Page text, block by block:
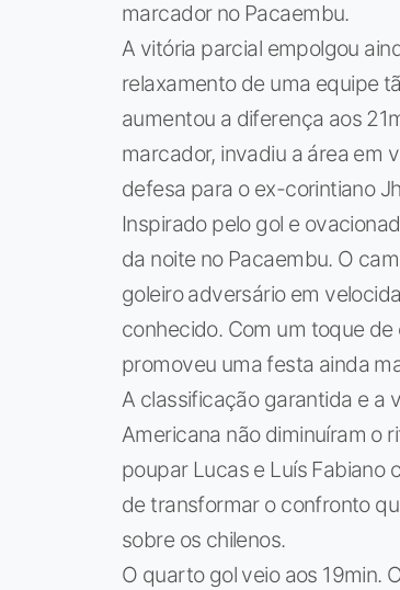
marcador no Pacaembu.
A vitória parcial empolgou
relaxamento de uma equipe
aumentou a diferença aos
marcador, invadiu a área em
defesa para o ex-corintiano
Inspirado pelo gol e
da noite no Pacaembu. O
goleiro adversário em
conhecido. Com um toque
promoveu uma festa ainda
A classificação garantida e a
Americana não diminuíram o
poupar Lucas e Luís Fabiano
de transformar o confronto
sobre os chilenos.
O quarto gol veio aos 19min.